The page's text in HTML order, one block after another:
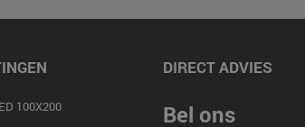
100X200
DIRECT ADVIES
Bel ons